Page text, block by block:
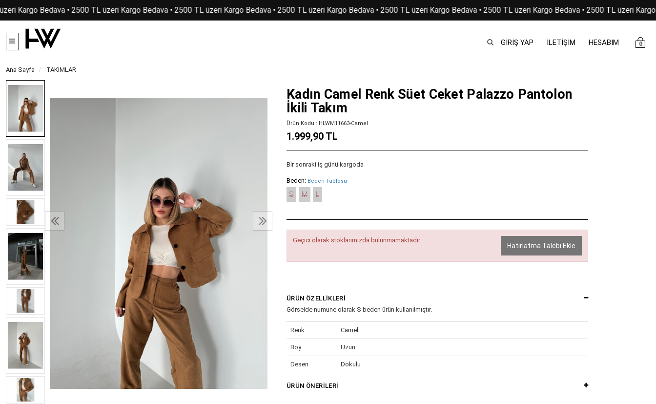
Kargo Bedava • 2500 TL üzeri Kargo Bedava • 2500 TL üzeri Kargo Bedava • 2500 TL üzeri Kargo Bedava • 2500 TL üzeri Kargo Bedava • 2500 TL üzeri Kargo Bedava • 2500 TL üzeri
GIRIŞ YAP İLETİŞİM HESABIM 0
Ana Sayfa TAKIMLAR
Kadın Camel Renk Süet Ceket Palazzo Pantolon
İkili Takım
Ürün Kodu : HLWM11663-Camel
1.999,90 TL
Bir sonraki iş günü kargoda
Beden: Beden Tablosu
S M L
Geçici olarak stoklarımızda bulunmamaktadır.
Hatırlatma Talebi Ekle
ÜRÜN ÖZELLIKLERI
Görselde numune olarak S beden ürün kullanılmıştır.
Renk Camel
Boy Uzun
Desen Dokulu
Kalıp
ÜRÜN ÖNERILERI